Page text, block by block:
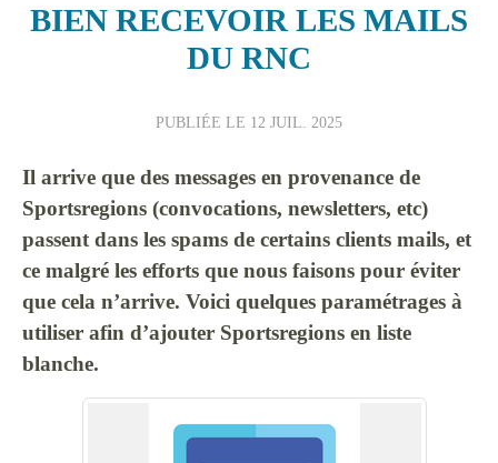
BIEN RECEVOIR LES MAILS
DU RNC
PUBLIÉE LE 12 JUIL. 2025
Il arrive que des messages en provenance de
Sportsregions (convocations, newsletters, etc)
passent dans les spams de certains clients mails, et
ce malgré les efforts que nous faisons pour éviter
que cela n’arrive. Voici quelques paramétrages à
utiliser afin d’ajouter Sportsregions en liste
blanche.